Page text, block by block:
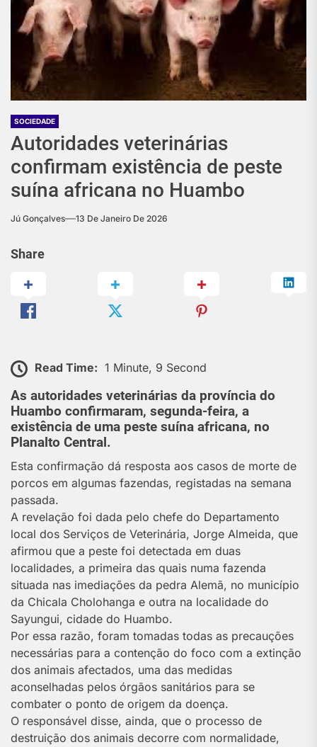
SOCIEDADE
Autoridades veterinárias
confirmam existência de peste
suína africana no Huambo
Jú Gonçalves 13 De Janeiro De 2026
Share
Read Time: 1 Minute, 9 Second
As autoridades veterinárias da província do
Huambo confirmaram, segunda-feira, a
existência de uma peste suína africana, no
Planalto Central.
Esta confirmação dá resposta aos casos de morte de
porcos em algumas fazendas, registadas na semana
passada.
A revelação foi dada pelo chefe do Departamento
local dos Serviços de Veterinária, Jorge Almeida, que
afirmou que a peste foi detectada em duas
localidades, a primeira das quais numa fazenda
situada nas imediações da pedra Alemã, no município
da Chicala Cholohanga e outra na localidade do
Sayungui, cidade do Huambo.
Por essa razão, foram tomadas todas as precauções
necessárias para a contenção do foco com a extinção
dos animais afectados, uma das medidas
aconselhadas pelos órgãos sanitários para se
combater o ponto de origem da doença.
O responsável disse, ainda, que o processo de
destruição dos animais decorre com normalidade,